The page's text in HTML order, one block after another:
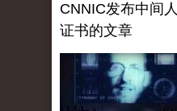
CNNIC发布中间人
证书的文章